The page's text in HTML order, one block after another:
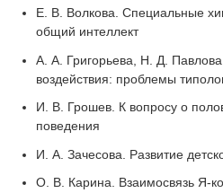
Е. В. Волкова. Специальные
общий интеллект
А. А. Григорьева, Н. Д.
воздействия: проблемы
И. В. Грошев. К вопросу о
поведения
И. А. Зачесова. Развитие
О. В. Карина. Взаимосвязь Я-